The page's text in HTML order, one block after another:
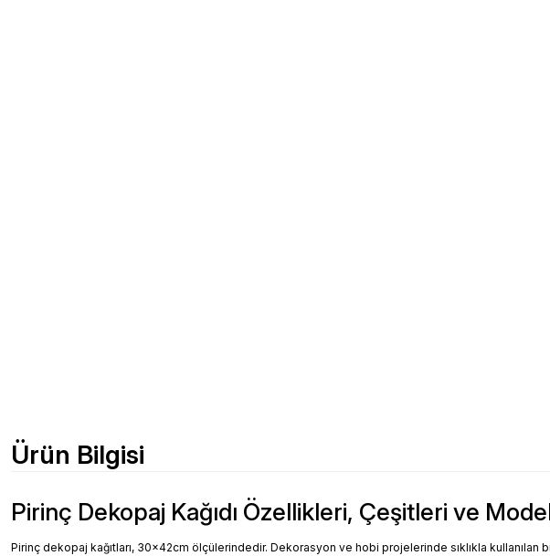
Ürün Bilgisi
Pirinç Dekopaj Kağıdı Özellikleri, Çeşitleri ve
Pirinç dekopaj kağıtları, 30x42cm ölçülerindedir. Dekorasyon ve hobi projelerinde sıklıkla